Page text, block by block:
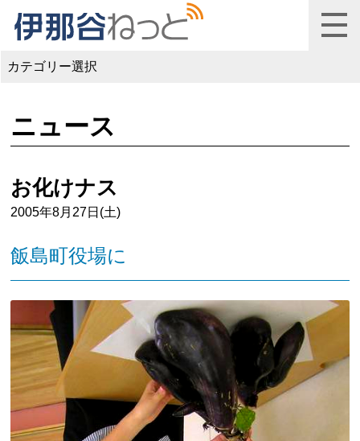
カテゴリー選択
ニュース
お化けナス
2005年8月27日(土)
飯島町役場に